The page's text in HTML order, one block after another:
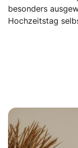
besonders
Hochzeitstag